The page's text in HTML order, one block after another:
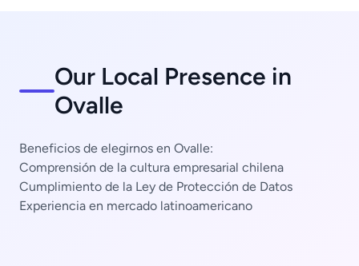
Our Local Presence in
Ovalle
Beneficios de elegirnos en Ovalle:
Comprensión de la cultura empresarial chilena
Cumplimiento de la Ley de Protección de Datos
Experiencia en mercado latinoamericano